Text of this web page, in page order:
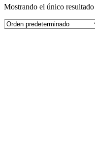
Mostrando el único resultado